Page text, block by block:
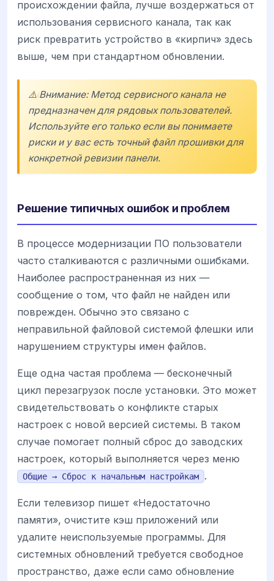
происхождении файла, лучше воздержаться от
использования сервисного канала, так как
риск превратить устройство в «кирпич» здесь
выше, чем при стандартном обновлении.
⚠️ Внимание: Метод сервисного канала не
предназначен для рядовых пользователей.
Используйте его только если вы понимаете
риски и у вас есть точный файл прошивки для
конкретной ревизии панели.
Решение типичных ошибок и проблем
В процессе модернизации ПО пользователи
часто сталкиваются с различными ошибками.
Наиболее распространенная из них —
сообщение о том, что файл не найден или
поврежден. Обычно это связано с
неправильной файловой системой флешки или
нарушением структуры имен файлов.
Еще одна частая проблема — бесконечный
цикл перезагрузок после установки. Это может
свидетельствовать о конфликте старых
настроек с новой версией системы. В таком
случае помогает полный сброс до заводских
настроек, который выполняется через меню
Общие → Сброс к начальным настройкам .
Если телевизор пишет «Недостаточно
памяти», очистите кэш приложений или
удалите неиспользуемые программы. Для
системных обновлений требуется свободное
пространство, даже если само обновление